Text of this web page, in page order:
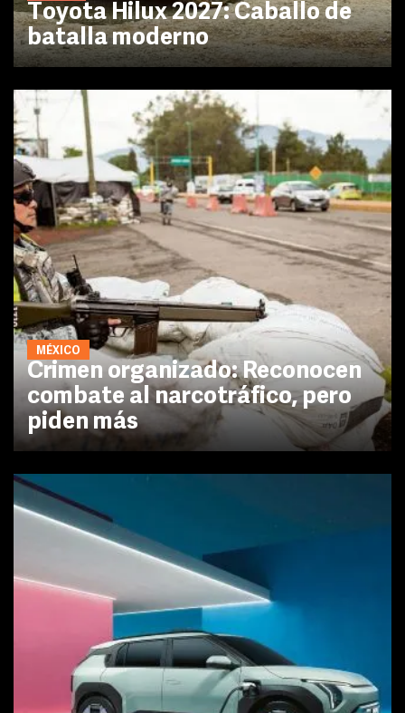
Toyota Hilux 2027: Caballo de
batalla moderno
MÉXICO
Crimen organizado: Reconocen
combate al narcotráfico, pero
piden más